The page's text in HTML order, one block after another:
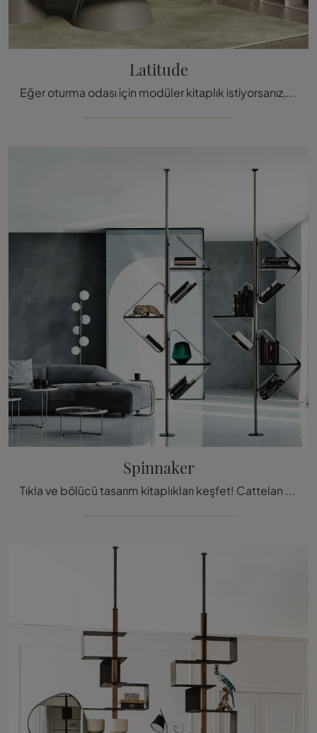
Latitude
Eğer oturma odası için modüler kitaplık istiyorsanız, tıklayın ve modern çözümlerimizi keşfedin: Cattelan Italia Latitude modeli sizi bek
Spinnaker
Tıkla ve bölücü tasarım kitaplıkları keşfet! Cattelan Italia'nın Spinnaker modeli, işlevsel ve pratik bir yaşam